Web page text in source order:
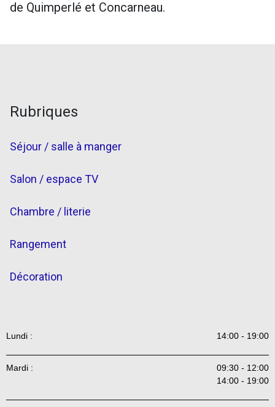
de Quimperlé et Concarneau.
Rubriques
Séjour / salle à manger
Salon / espace TV
Chambre / literie
Rangement
Décoration
Lundi : 14:00 - 19:00
Mardi :
09:30 - 12:00
14:00 - 19:00